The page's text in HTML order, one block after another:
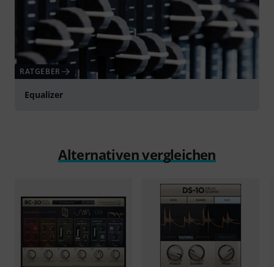
RATGEBER
Equalizer
Alternativen vergleichen